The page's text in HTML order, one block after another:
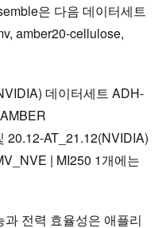
은 다음 데이터세트
amber20-cellulose,
데이터세트 ADH-
20.12-AT_21.12(NVIDIA)
| MI250 1개에는
전력 효율성은 애플리